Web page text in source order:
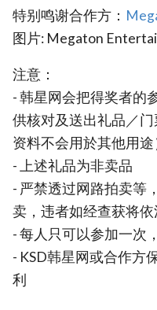
特别鸣谢合作方：
图片: Megaton
注意：
- 韩星网会把得奖者的
供核对及送出礼品／
资料不会用於其他用途
- 上述礼品为非卖品
- 严禁透过网路拍卖等
卖，违者如经查获将
- 每人只可以参加一次
- KSD韩星网或合作方
利